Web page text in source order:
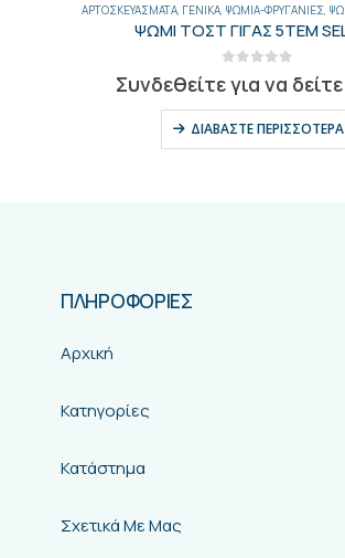
ΑΡΤΟΣΚΕΥΆΣΜΑΤΑ ΓΕΝΙΚΑ ΨΩΜΙΆ-ΦΡΥΓΑΝΙΈΣ
ΨΩΜΙ ΤΟΣΤ ΓΙΓΑΣ 5ΤΕΜ
Συνδεθείτε για να
ΔΙΑΒΆΣΤΕ ΠΕΡΙΣΣΌΤΕΡΑ
ΠΛΗΡΟΦΟΡΙΕΣ
Αρχική
Κατηγορίες
Κατάστημα
Σχετικά Με Μας